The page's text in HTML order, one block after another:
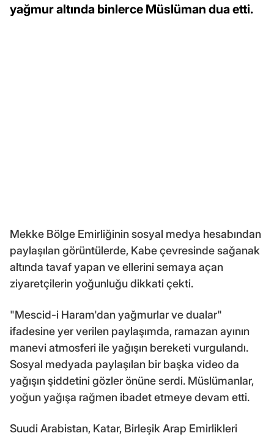
yağmur altında binlerce Müslüman dua etti.
Mekke Bölge Emirliğinin sosyal medya hesabından
paylaşılan görüntülerde, Kabe çevresinde sağanak
altında tavaf yapan ve ellerini semaya açan
ziyaretçilerin yoğunluğu dikkati çekti.
"Mescid-i Haram'dan yağmurlar ve dualar"
ifadesine yer verilen paylaşımda, ramazan ayının
manevi atmosferi ile yağışın bereketi vurgulandı.
Sosyal medyada paylaşılan bir başka video da
yağışın şiddetini gözler önüne serdi. Müslümanlar,
yoğun yağışa rağmen ibadet etmeye devam etti.
Suudi Arabistan, Katar, Birleşik Arap Emirlikleri